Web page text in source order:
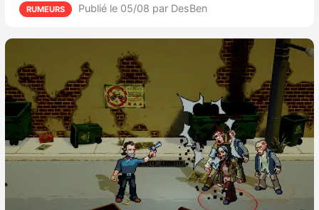
RUMEURS Publié le 05/08 par DesBen